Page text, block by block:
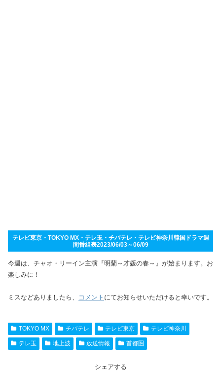
テレビ東京・TOKYO MX・テレ玉・チバテレ・テレビ神奈川韓国ドラマ週
間番組表2023/06/03～06/09
今週は、チャオ・リーイン主演『明蘭～才媛の春～』が始まります。お
楽しみに！
ミスなどありましたら、 コメント にてお知らせいただけると幸いです。
TOKYO MX チバテレ テレビ東京 テレビ神奈川
テレ玉 地上波 放送情報 首都圏
シェアする